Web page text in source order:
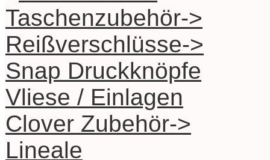
Taschenzubehör->
Reißverschlüsse->
Snap Druckknöpfe
Vliese / Einlagen
Clover Zubehör->
Lineale